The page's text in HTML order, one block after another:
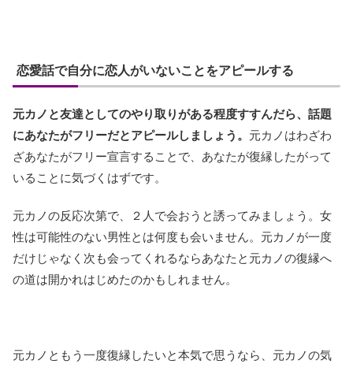
恋愛話で自分に恋人がいないことをアピールする
元カノと友達としてのやり取りがある程度すすんだら、話題
にあなたがフリーだとアピールしましょう。 元カノはわざわ
ざあなたがフリー宣言することで、あなたが復縁したがって
いることに気づくはずです。
元カノの反応次第で、２人で会おうと誘ってみましょう。女
性は可能性のない男性とは何度も会いません。元カノが一度
だけじゃなく次も会ってくれるならあなたと元カノの復縁へ
の道は開かれはじめたのかもしれません。
元カノともう一度復縁したいと本気で思うなら、元カノの気